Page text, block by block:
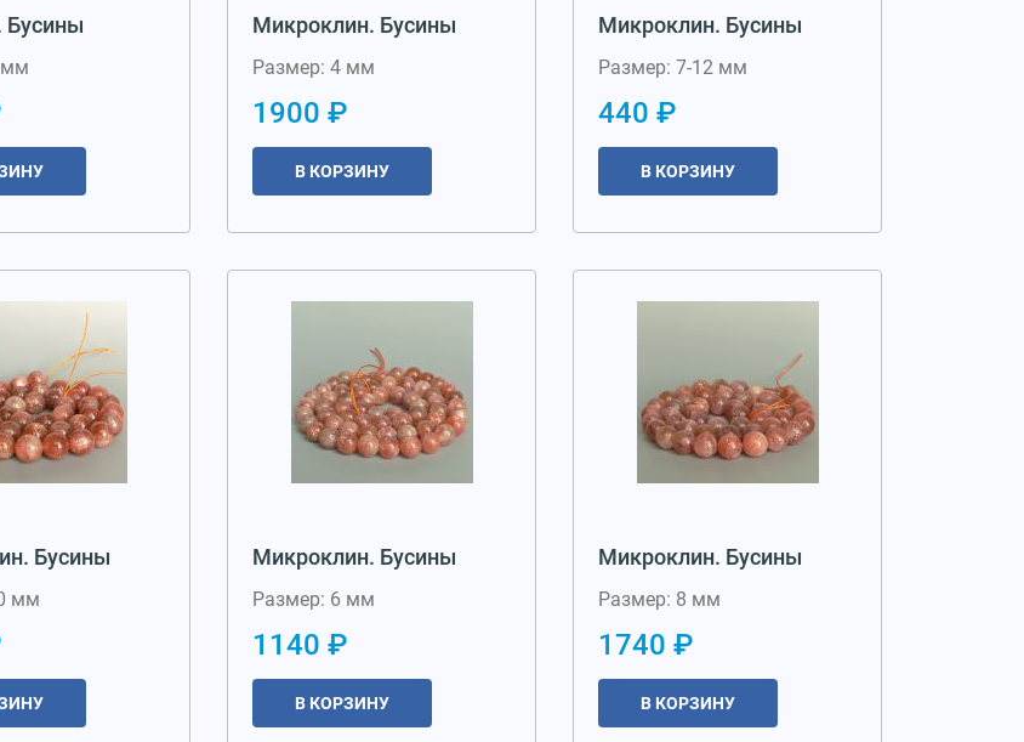
Бусины
мм
Микроклин. Бусины
Размер: 4 мм
1900 ₽
В КОРЗИНУ
Микроклин. Бусины
Размер: 7-12 мм
440 ₽
В КОРЗИНУ
Бусины
мм
Микроклин. Бусины
Размер: 6 мм
1140 ₽
В КОРЗИНУ
Микроклин. Бусины
Размер: 8 мм
1740 ₽
В КОРЗИНУ